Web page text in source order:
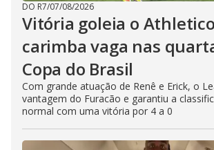
DO R7/07/08/2026
Vitória goleia o
carimba vaga nas
Copa do Brasil
Com grande atuação de Renê e Erick, o
vantagem do Furacão e garantiu a
normal com uma vitória por 4 a 0